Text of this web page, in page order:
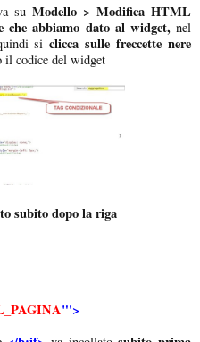
suModello > Modifica HTML
che abbiamo dato al widget,nel
si clicca sulle freccette nere
il codice del widget
subito dopo la riga
"'>